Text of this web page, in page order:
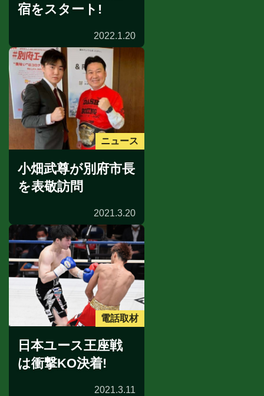
宿をスタート!
2022.1.20
ニュース
小畑武尊が別府市長
を表敬訪問
2021.3.20
電話取材
日本ユース王座戦
は衝撃KO決着!
2021.3.11